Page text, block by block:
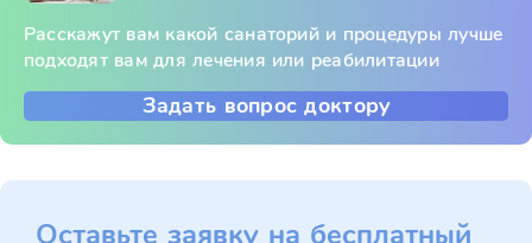
Расскажут вам какой санаторий и процедуры лучше
подходят вам для лечения или реабилитации
Задать вопрос доктору
Оставьте заявку на бесплатный